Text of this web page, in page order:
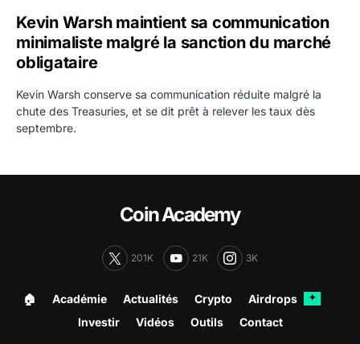
Kevin Warsh maintient sa communication
minimaliste malgré la sanction du marché
obligataire
Kevin Warsh conserve sa communication réduite malgré la
chute des Treasuries, et se dit prêt à relever les taux dès
septembre.
Coin Academy
201K 21K 3K
🏠︎ Académie Actualités Crypto Airdrops ✦
Investir Vidéos Outils Contact